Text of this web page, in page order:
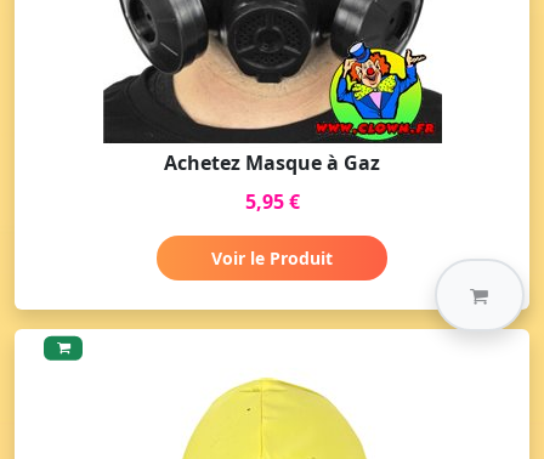
Achetez Masque à Gaz
5,95 €
Voir le Produit